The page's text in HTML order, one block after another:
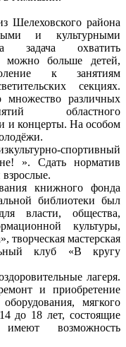
Шелеховского района
и культурными
задача охватить
можно больше детей,
к занятиям
секциях.
различных
областного
и концерты. На особом
спортивный
». Сдать норматив
взрослые.
книжного фонда
библиотеки был
власти, общества,
культуры,
творческая мастерская
клуб «В кругу
лагеря.
и приобретение
мягкого
до 18 лет, состоящие
возможность